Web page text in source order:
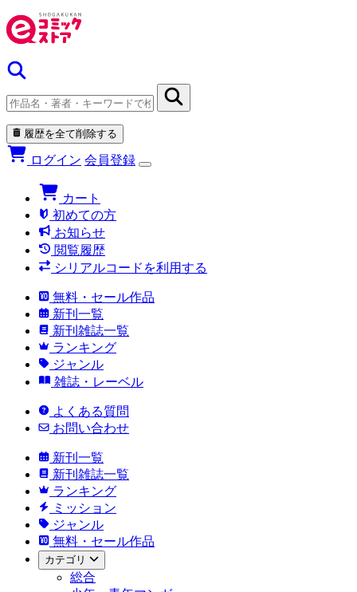
履歴を全て削除する
ログイン 会員登録
カート
初めての方
お知らせ
閲覧履歴
シリアルコードを利用する
無料・セール作品
新刊一覧
新刊雑誌一覧
ランキング
ジャンル
雑誌・レーベル
よくある質問
お問い合わせ
新刊一覧
新刊雑誌一覧
ランキング
ミッション
ジャンル
無料・セール作品
カテゴリ
総合